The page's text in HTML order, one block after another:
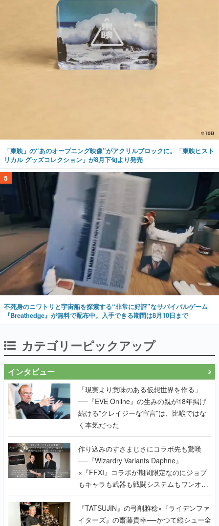
「東映」の“あのオープニング映像”がアクリルブロックに。「東映ヒスト
リカル グッズコレクション」が8月下旬より発売
5
不死身のニワトリと宇宙船を探索する“非常に好評”なサバイバルゲーム
『Breathedge』が無料で配布中。入手できる期間は8月10日まで
カテゴリーピックアップ
インタビュー
「現実より意味のある仮想世界を作る」
──『EVE Online』の生みの親が18年掲げ
続ける”クレイジーな宣言”は、比喩ではな
く本気だった
作り込みのすさまじさにコラボ先も驚嘆
──『Wizardry Variants Daphne』
×『FFXI』コラボが期間限定なのにジョブ
もキャラも武器も戦闘システムもワンオフ
で作り込まれた理由を両ディレクターに聞
く
『TATSUJIN』の弓削雅稔×『ライデンファ
イターズ』の齋藤貴幸──かつて縦シュー全